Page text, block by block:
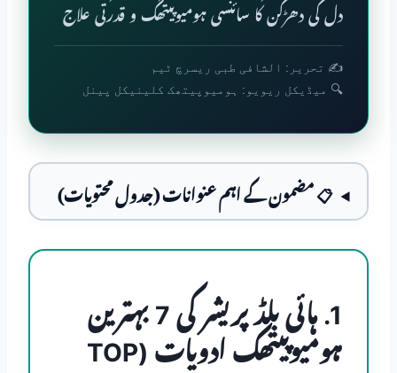
دل کی دھڑکن کا سائنسی ہومیوپیتھک و قدرتی علاج
✍️ تحریر: الشافی طبی ریسرچ ٹیم
🔍 میڈیکل ریویو: ہومیوپیتھک کلینیکل پینل
📋 مضمون کے اہم عنوانات (جدول محتویات)
1. ہائی بلڈ پریشر کی 7 بہترین
ہومیوپیتھک ادویات (TOP